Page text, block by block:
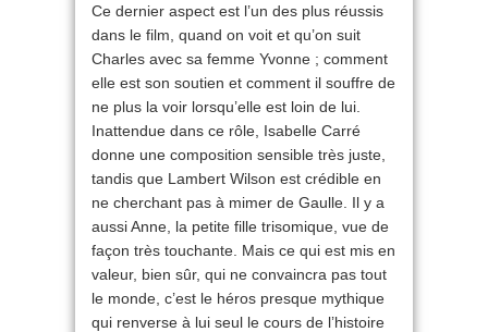
Ce dernier aspect est l’un des plus réussis
dans le film, quand on voit et qu’on suit
Charles avec sa femme Yvonne ; comment
elle est son soutien et comment il souffre de
ne plus la voir lorsqu’elle est loin de lui.
Inattendue dans ce rôle, Isabelle Carré
donne une composition sensible très juste,
tandis que Lambert Wilson est crédible en
ne cherchant pas à mimer de Gaulle. Il y a
aussi Anne, la petite fille trisomique, vue de
façon très touchante. Mais ce qui est mis en
valeur, bien sûr, qui ne convaincra pas tout
le monde, c’est le héros presque mythique
qui renverse à lui seul le cours de l’histoire